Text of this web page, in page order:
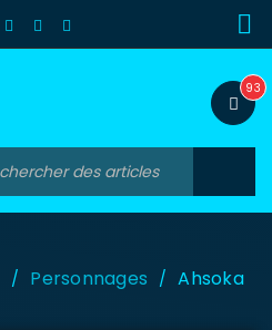
93
/ Personnages / Ahsoka